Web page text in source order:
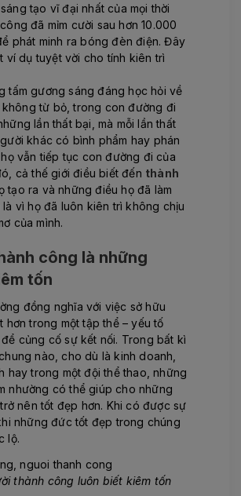
tạo vĩ đại nhất của mọi thời
đã mỉm cười sau hơn 10.000
phát minh ra bóng đèn điện. Đây
ví dụ tuyệt vời cho tính kiên trì
tấm gương sáng đáng học hỏi về
không từ bỏ, trong con đường đi
lần thất bại, mà mỗi lần thất
khác có bình phẩm hay phán
vẫn tiếp tục con đường đi của
cả thế giới điều biết đến thành
tạo ra và những điều họ đã làm
vì họ đã luôn kiên trì không chịu
của mình.
công là những
tốn
đồng nghĩa với việc sở hữu
hơn trong một tập thể – yếu tố
củng cố sự kết nối. Trong bất kì
nào, cho dù là kinh doanh,
hay trong một đội thể thao, những
nhường có thể giúp cho những
nên tốt đẹp hơn. Khi có được sự
những đức tốt đẹp trong chúng
lộ.
thành công luôn biết kiêm tốn